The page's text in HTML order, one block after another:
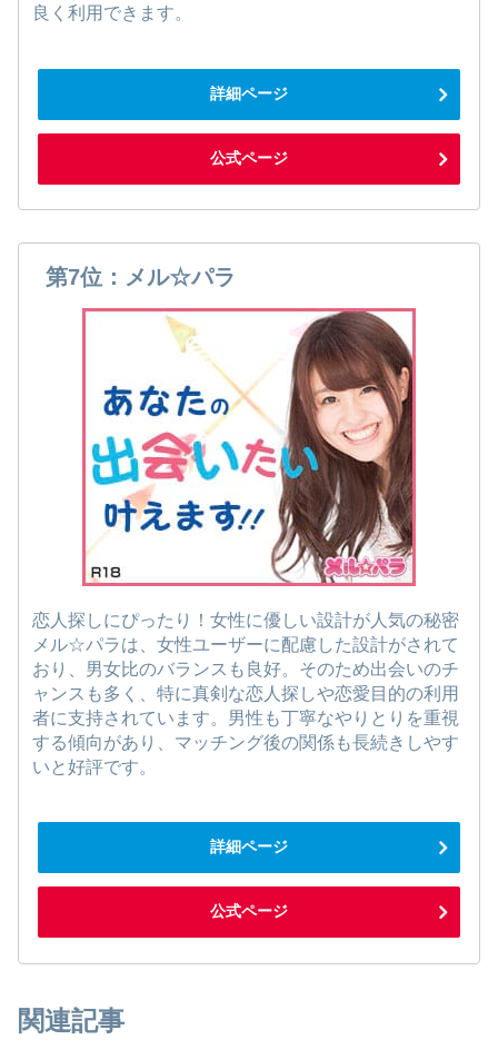
良く利用できます。
詳細ページ
公式ページ
第7位：メル☆パラ
恋人探しにぴったり！女性に優しい設計が人気の秘密
メル☆パラは、女性ユーザーに配慮した設計がされて
おり、男女比のバランスも良好。そのため出会いのチ
ャンスも多く、特に真剣な恋人探しや恋愛目的の利用
者に支持されています。男性も丁寧なやりとりを重視
する傾向があり、マッチング後の関係も長続きしやす
いと好評です。
詳細ページ
公式ページ
関連記事